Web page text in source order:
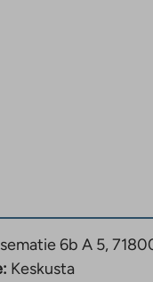
6b A 5,
Keskusta